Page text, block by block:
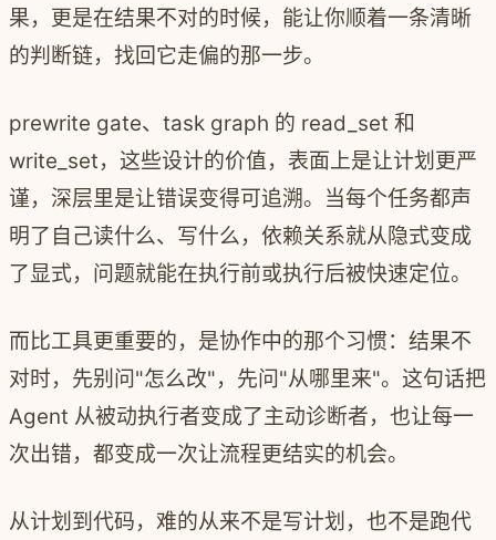
果，更是在结果不对的时候，能让你顺着一条清晰
的判断链，找回它走偏的那一步。
prewrite gate、task graph 的 read_set 和
write_set，这些设计的价值，表面上是让计划更严
谨，深层里是让错误变得可追溯。当每个任务都声
明了自己读什么、写什么，依赖关系就从隐式变成
了显式，问题就能在执行前或执行后被快速定位。
而比工具更重要的，是协作中的那个习惯：结果不
对时，先别问"怎么改"，先问"从哪里来"。这句话把
Agent 从被动执行者变成了主动诊断者，也让每一
次出错，都变成一次让流程更结实的机会。
从计划到代码，难的从来不是写计划，也不是跑代